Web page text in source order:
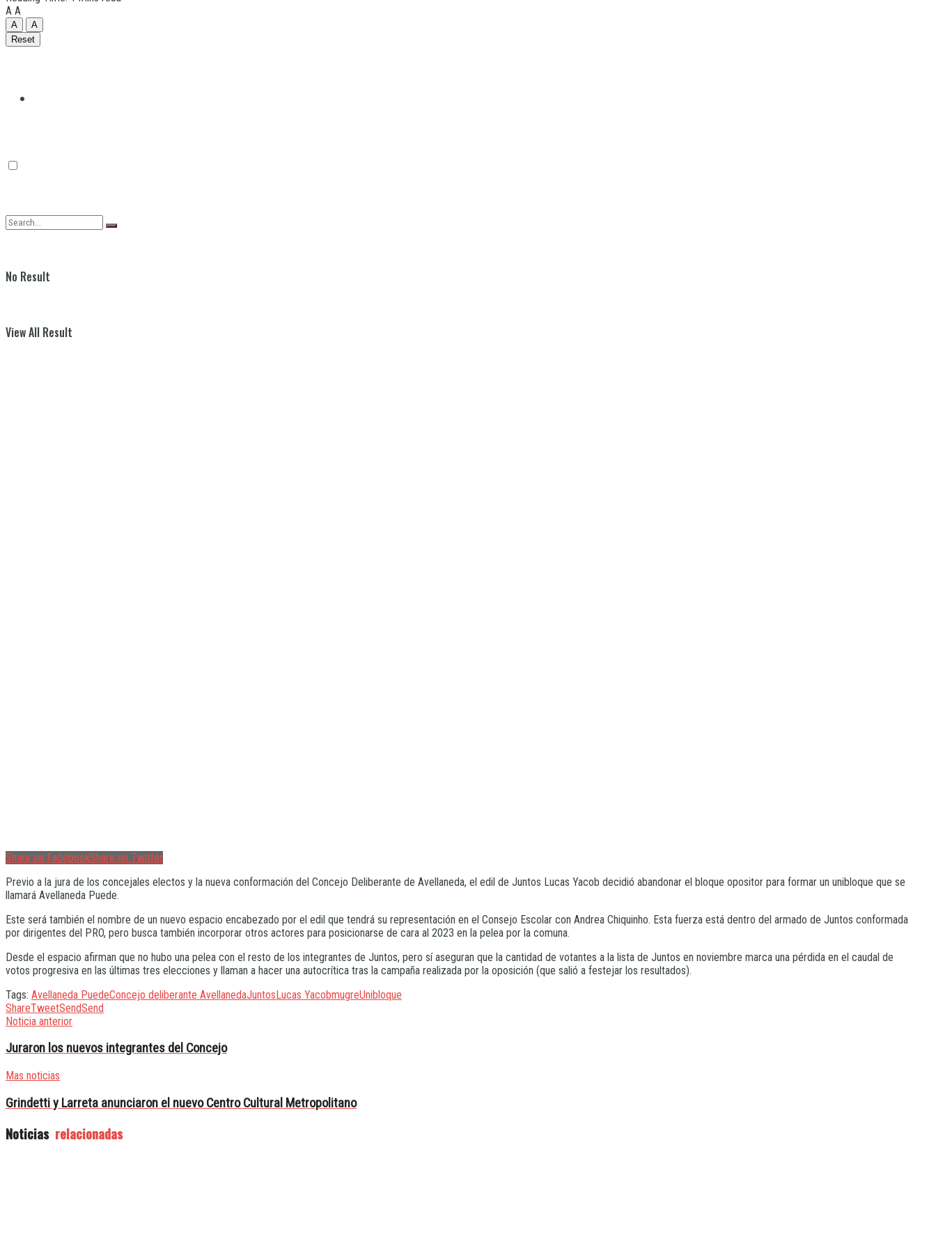
Quilmes
No Result
View All Result
A A
A
A
Reset
Share on FacebookShare on Twitter
Previo a la jura de los concejales electos y la nueva conformación del Concejo Deliberante de Avellaneda, el edil de Juntos Lucas Yacob decidió abandonar el bloque opositor para formar un unibloque que se
llamará Avellaneda Puede.
Este será también el nombre de un nuevo espacio encabezado por el edil que tendrá su representación en el Consejo Escolar con Andrea Chiquinho. Esta fuerza está dentro del armado de Juntos conformada
por dirigentes del PRO, pero busca también incorporar otros actores para posicionarse de cara al 2023 en la pelea por la comuna.
Desde el espacio afirman que no hubo una pelea con el resto de los integrantes de Juntos, pero sí aseguran que la cantidad de votantes a la lista de Juntos en noviembre marca una pérdida en el caudal de
votos progresiva en las últimas tres elecciones y llaman a hacer una autocrítica tras la campaña realizada por la oposición (que salió a festejar los resultados).
Tags: Avellaneda PuedeConcejo deliberante AvellanedaJuntosLucas YacobmugreUnibloque
ShareTweetSendSend
Noticia anterior
Juraron los nuevos integrantes del Concejo
Mas noticias
Grindetti y Larreta anunciaron el nuevo Centro Cultural Metropolitano
Noticias relacionadas